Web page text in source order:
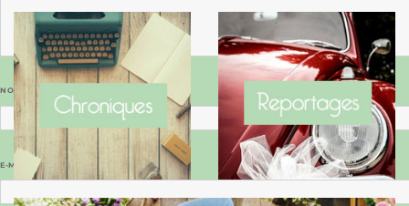
NOM
E-MAIL